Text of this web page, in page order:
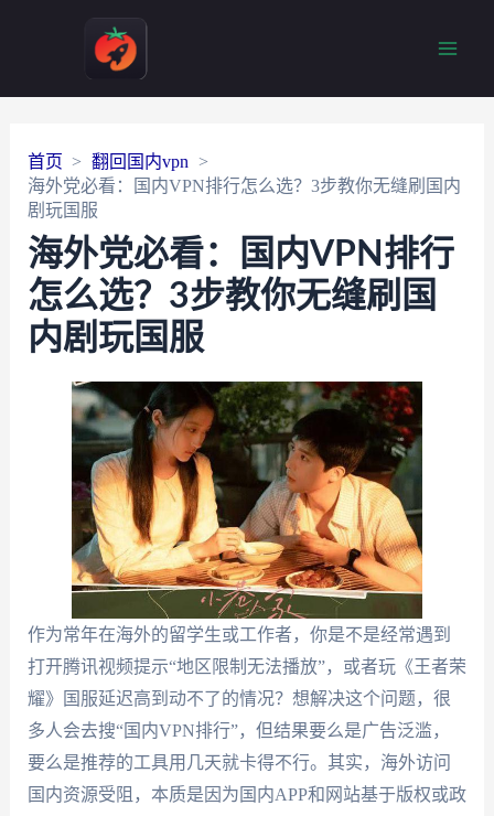
首页
翻回国内vpn
海外党必看：国内VPN排行怎么选？3步教你无缝刷国内
剧玩国服
海外党必看：国内VPN排行
怎么选？3步教你无缝刷国
内剧玩国服
作为常年在海外的留学生或工作者，你是不是经常遇到
打开腾讯视频提示“地区限制无法播放”，或者玩《王者荣
耀》国服延迟高到动不了的情况？想解决这个问题，很
多人会去搜“国内VPN排行”，但结果要么是广告泛滥，
要么是推荐的工具用几天就卡得不行。其实，海外访问
国内资源受阻，本质是因为国内APP和网站基于版权或政